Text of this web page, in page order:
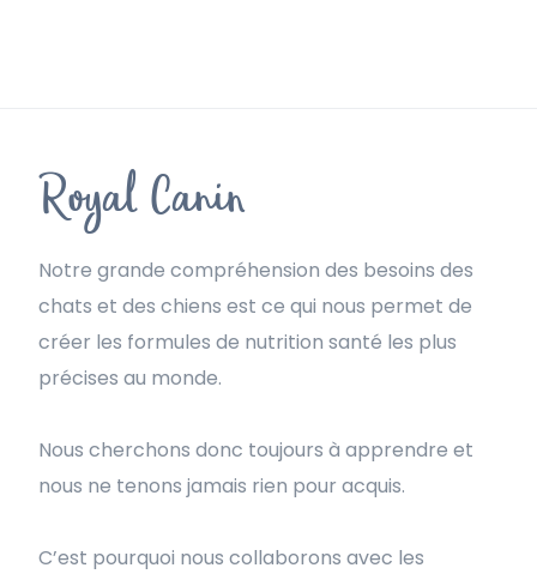
Royal Canin
Notre grande compréhension des besoins des
chats et des chiens est ce qui nous permet de
créer les formules de nutrition santé les plus
précises au monde.
Nous cherchons donc toujours à apprendre et
nous ne tenons jamais rien pour acquis.
C’est pourquoi nous collaborons avec les